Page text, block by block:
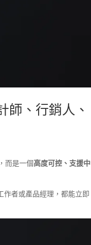
、行銷人、
而是一個高度可控、支援中
作者或產品經理，都能立即